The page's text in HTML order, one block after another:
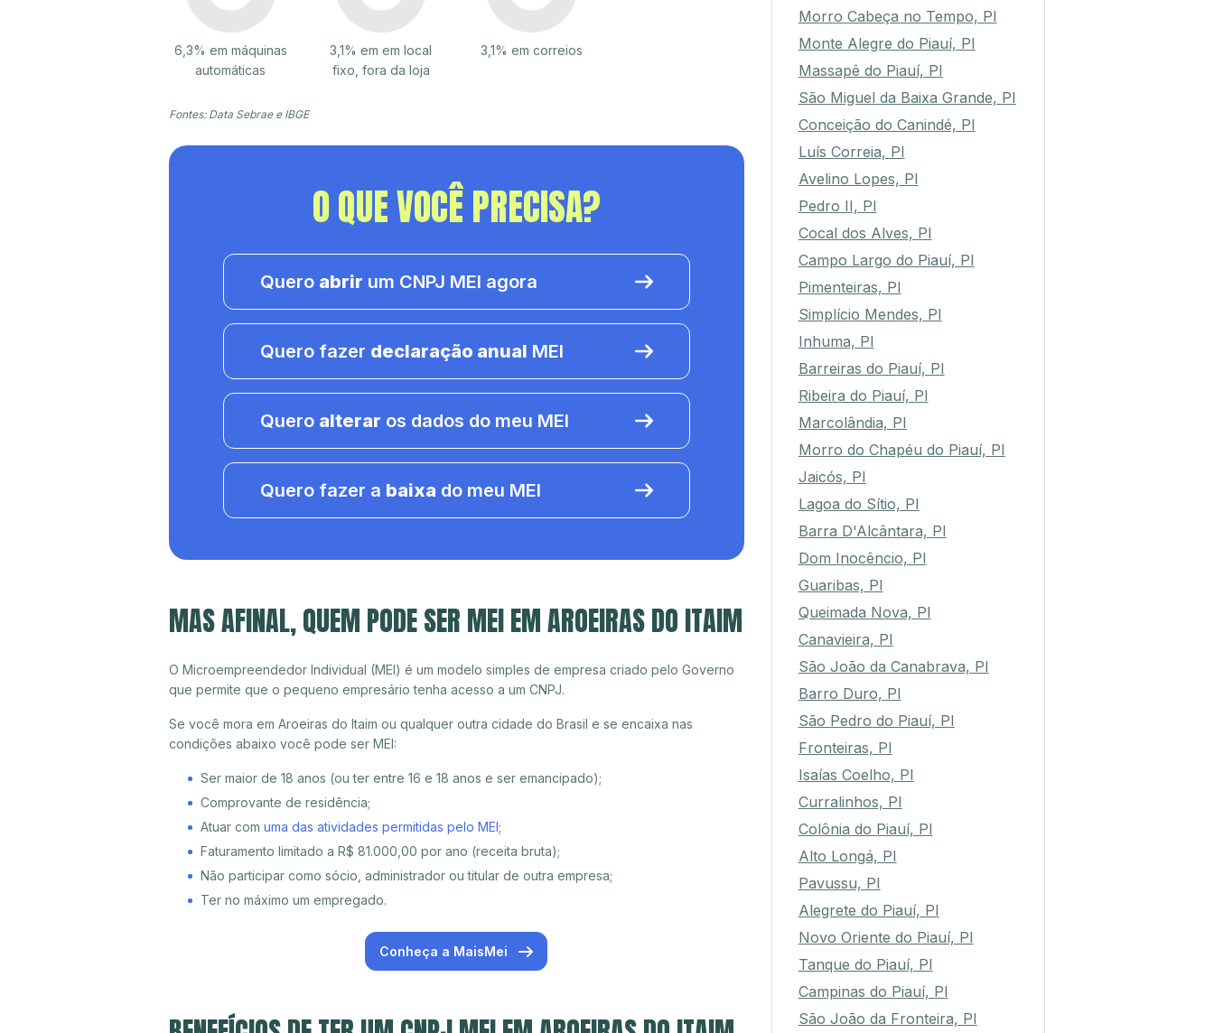
6,3% em máquinas
automáticas
3,1% em em local
fixo, fora da loja
3,1% em correios
Fontes: Data Sebrae e IBGE
O QUE VOCÊ PRECISA?
Quero abrir um CNPJ MEI agora
Quero fazer declaração anual MEI
Quero alterar os dados do meu MEI
Quero fazer a baixa do meu MEI
MAS AFINAL, QUEM PODE SER MEI EM AROEIRAS DO ITAIM
O Microempreendedor Individual (MEI) é um modelo simples de empresa criado pelo Governo
que permite que o pequeno empresário tenha acesso a um CNPJ.
Se você mora em Aroeiras do Itaim ou qualquer outra cidade do Brasil e se encaixa nas
condições abaixo você pode ser MEI:
Ser maior de 18 anos (ou ter entre 16 e 18 anos e ser emancipado);
Comprovante de residência;
Atuar com uma das atividades permitidas pelo MEI;
Faturamento limitado a R$ 81.000,00 por ano (receita bruta);
Não participar como sócio, administrador ou titular de outra empresa;
Ter no máximo um empregado.
Conheça a MaisMei
Morro Cabeça no Tempo, PI
Monte Alegre do Piauí, PI
Massapê do Piauí, PI
São Miguel da Baixa Grande, PI
Conceição do Canindé, PI
Luís Correia, PI
Avelino Lopes, PI
Pedro II, PI
Cocal dos Alves, PI
Campo Largo do Piauí, PI
Pimenteiras, PI
Simplício Mendes, PI
Inhuma, PI
Barreiras do Piauí, PI
Ribeira do Piauí, PI
Marcolândia, PI
Morro do Chapéu do Piauí, PI
Jaicós, PI
Lagoa do Sítio, PI
Barra D'Alcântara, PI
Dom Inocêncio, PI
Guaribas, PI
Queimada Nova, PI
Canavieira, PI
São João da Canabrava, PI
Barro Duro, PI
São Pedro do Piauí, PI
Fronteiras, PI
Isaías Coelho, PI
Curralinhos, PI
Colônia do Piauí, PI
Alto Longá, PI
Pavussu, PI
Alegrete do Piauí, PI
Novo Oriente do Piauí, PI
Tanque do Piauí, PI
Campinas do Piauí, PI
São João da Fronteira, PI